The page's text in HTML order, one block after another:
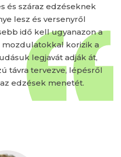
és száraz edzéseknek
lesz és versenyről
idő kell ugyanazon a
mozdulatokkal korizik a
legjavát adják át,
távra tervezve, lépésről
edzések menetét.